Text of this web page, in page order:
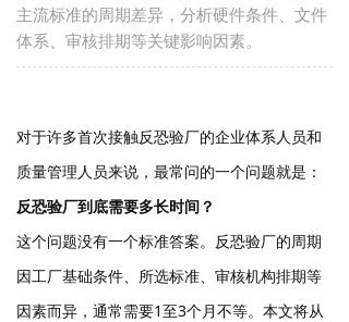
主流标准的周期差异，分析硬件条件、文件
体系、审核排期等关键影响因素。
对于许多首次接触反恐验厂的企业体系人员和
质量管理人员来说，最常问的一个问题就是：
反恐验厂到底需要多长时间？
这个问题没有一个标准答案。反恐验厂的周期
因工厂基础条件、所选标准、审核机构排期等
因素而异，通常需要1至3个月不等。本文将从